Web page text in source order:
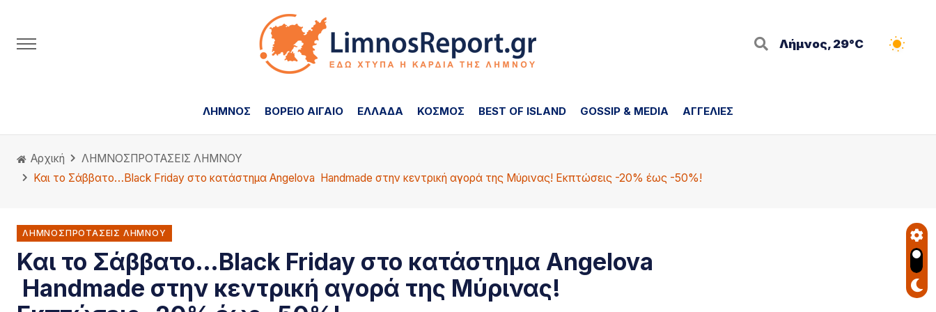
Λήμνος, 29°C
ΛΗΜΝΟΣ ΒΟΡΕΙΟ ΑΙΓΑΙΟ ΕΛΛΑΔΑ ΚΟΣΜΟΣ BEST OF ISLAND GOSSIP & MEDIA ΑΓΓΕΛΙΕΣ
Αρχική ΛΗΜΝΟΣΠΡΟΤΑΣΕΙΣ ΛΗΜΝΟΥ
Και το Σάββατο…Black Friday στο κατάστημα Angelova Handmade στην κεντρική αγορά της Μύρινας! Εκπτώσεις -20% έως -50%!
ΛΗΜΝΟΣΠΡΟΤΑΣΕΙΣ ΛΗΜΝΟΥ
Και το Σάββατο…Black Friday στο κατάστημα Angelova
Handmade στην κεντρική αγορά της Μύρινας!